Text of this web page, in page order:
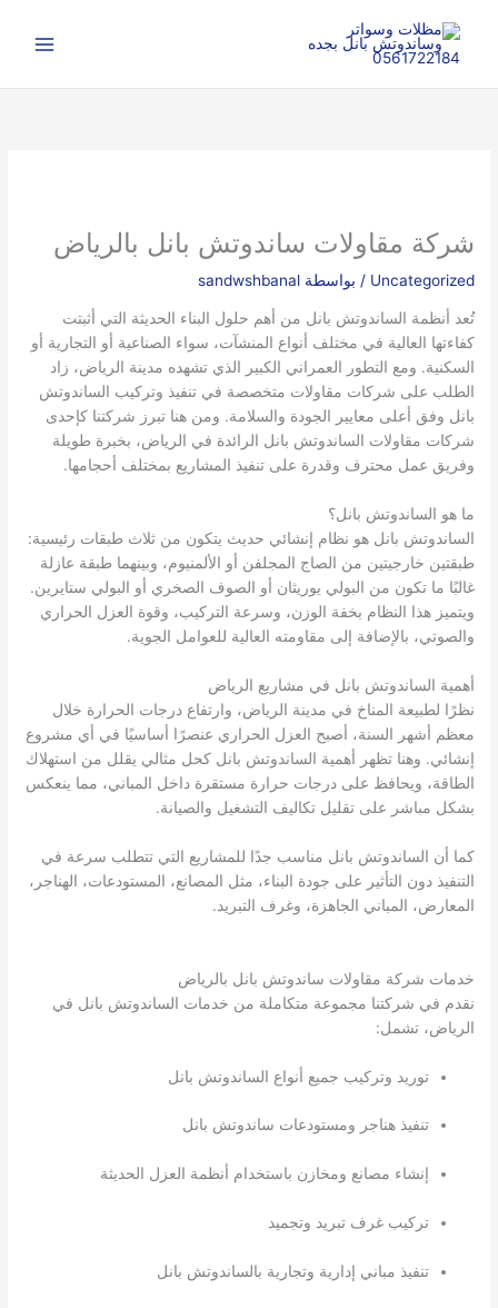
المحتوى
شركة مقاولات ساندوتش بانل بالرياض
Uncategorized / بواسطة sandwshbanal
تُعد أنظمة الساندوتش بانل من أهم حلول البناء الحديثة التي أثبتت
كفاءتها العالية في مختلف أنواع المنشآت، سواء الصناعية أو التجارية أو
السكنية. ومع التطور العمراني الكبير الذي تشهده مدينة الرياض، زاد
الطلب على شركات مقاولات متخصصة في تنفيذ وتركيب الساندوتش
بانل وفق أعلى معايير الجودة والسلامة. ومن هنا تبرز شركتنا كإحدى
شركات مقاولات الساندوتش بانل الرائدة في الرياض، بخبرة طويلة
وفريق عمل محترف وقدرة على تنفيذ المشاريع بمختلف أحجامها.
ما هو الساندوتش بانل؟
الساندوتش بانل هو نظام إنشائي حديث يتكون من ثلاث طبقات رئيسية:
طبقتين خارجيتين من الصاج المجلفن أو الألمنيوم، وبينهما طبقة عازلة
غالبًا ما تكون من البولي يوريثان أو الصوف الصخري أو البولي ستايرين.
ويتميز هذا النظام بخفة الوزن، وسرعة التركيب، وقوة العزل الحراري
والصوتي، بالإضافة إلى مقاومته العالية للعوامل الجوية.
أهمية الساندوتش بانل في مشاريع الرياض
نظرًا لطبيعة المناخ في مدينة الرياض، وارتفاع درجات الحرارة خلال
معظم أشهر السنة، أصبح العزل الحراري عنصرًا أساسيًا في أي مشروع
إنشائي. وهنا تظهر أهمية الساندوتش بانل كحل مثالي يقلل من استهلاك
الطاقة، ويحافظ على درجات حرارة مستقرة داخل المباني، مما ينعكس
بشكل مباشر على تقليل تكاليف التشغيل والصيانة.
كما أن الساندوتش بانل مناسب جدًا للمشاريع التي تتطلب سرعة في
التنفيذ دون التأثير على جودة البناء، مثل المصانع، المستودعات، الهناجر،
المعارض، المباني الجاهزة، وغرف التبريد.
خدمات شركة مقاولات ساندوتش بانل بالرياض
نقدم في شركتنا مجموعة متكاملة من خدمات الساندوتش بانل في
الرياض، تشمل:
توريد وتركيب جميع أنواع الساندوتش بانل
تنفيذ هناجر ومستودعات ساندوتش بانل
إنشاء مصانع ومخازن باستخدام أنظمة العزل الحديثة
تركيب غرف تبريد وتجميد
تنفيذ مباني إدارية وتجارية بالساندوتش بانل